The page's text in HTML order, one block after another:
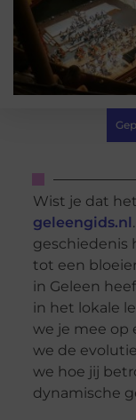
Wist je dat
geleengids.nl
geschiedenis
tot een
in Geleen
in het lokale
we je mee op
we de
we hoe jij
dynamische